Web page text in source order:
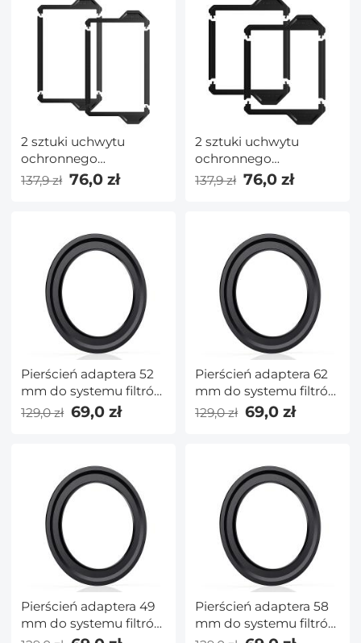
2 sztuki uchwytu
ochronnego
obiektywu 100x150mm
— seria Nano X Pro
137,9 zł 76,0 zł
2 sztuki uchwytu
ochronnego
obiektywu 100x100mm
— seria Nano X Pro
137,9 zł 76,0 zł
Pierścień adaptera 52
mm do systemu filtrów
kwadratowych 100
mm Pro — seria Nano
129,0 zł 69,0 zł
Pierścień adaptera 62
mm do systemu filtrów
kwadratowych 100
mm Pro — seria Nano
129,0 zł 69,0 zł
Pierścień adaptera 49
mm do systemu filtrów
Pierścień adaptera 58
mm do systemu filtrów